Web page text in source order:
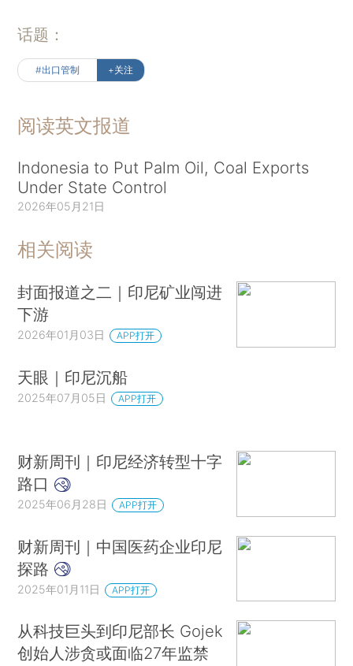
话题：
#出口管制 +关注
阅读英文报道
Indonesia to Put Palm Oil, Coal Exports
Under State Control
2026年05月21日
相关阅读
封面报道之二｜印尼矿业闯进
下游
2026年01月03日 APP打开
天眼｜印尼沉船
2025年07月05日 APP打开
财新周刊｜印尼经济转型十字
路口
2025年06月28日 APP打开
财新周刊｜中国医药企业印尼
探路
2025年01月11日 APP打开
从科技巨头到印尼部长 Gojek
创始人涉贪或面临27年监禁